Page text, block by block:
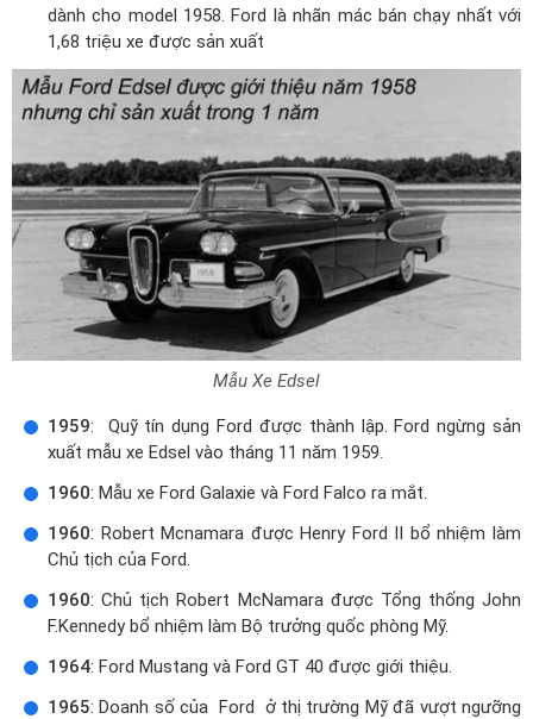
dành cho model 1958. Ford là nhãn mác bán chạy nhất với
1,68 triệu xe được sản xuất
Mẫu Xe Edsel
1959: Quỹ tín dụng Ford được thành lập. Ford ngừng sản
xuất mẫu xe Edsel vào tháng 11 năm 1959.
1960: Mẫu xe Ford Galaxie và Ford Falco ra mắt.
1960: Robert Mcnamara được Henry Ford II bổ nhiệm làm
Chủ tịch của Ford.
1960: Chủ tịch Robert McNamara được Tổng thống John
F.Kennedy bổ nhiệm làm Bộ trưởng quốc phòng Mỹ.
1964: Ford Mustang và Ford GT 40 được giới thiệu.
1965: Doanh số của Ford ở thị trường Mỹ đã vượt ngưỡng